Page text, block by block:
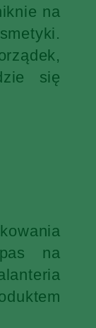
na
się
na